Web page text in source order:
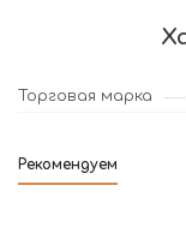
Торговая марка
Рекомендуем